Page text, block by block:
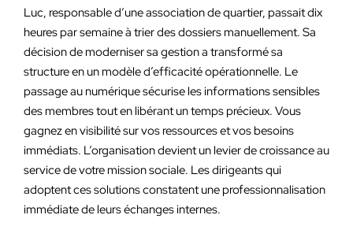
Luc, responsable d’une association de quartier, passait dix
heures par semaine à trier des dossiers manuellement. Sa
décision de moderniser sa gestion a transformé sa
structure en un modèle d’efficacité opérationnelle. Le
passage au numérique sécurise les informations sensibles
des membres tout en libérant un temps précieux. Vous
gagnez en visibilité sur vos ressources et vos besoins
immédiats. L’organisation devient un levier de croissance au
service de votre mission sociale. Les dirigeants qui
adoptent ces solutions constatent une professionnalisation
immédiate de leurs échanges internes.